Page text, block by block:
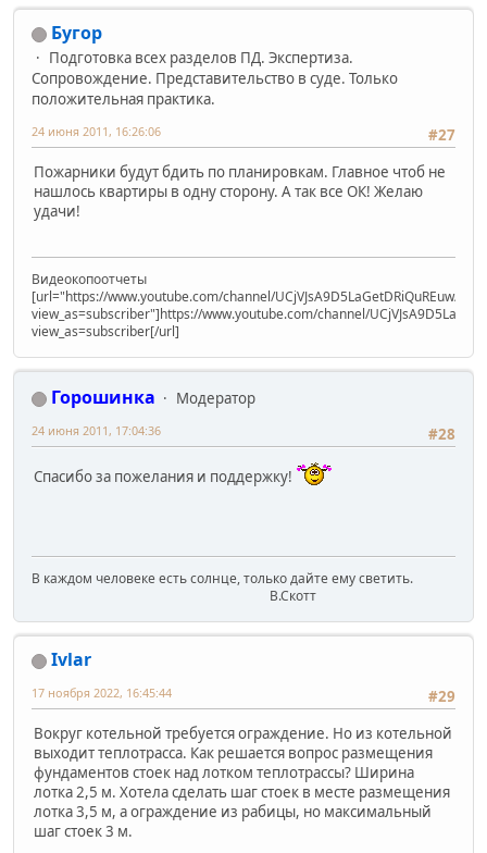
Бугор
Подготовка всех разделов ПД. Экспертиза.
Сопровождение. Представительство в суде. Только
положительная практика.
#27
24 июня 2011, 16:26:06
Пожарники будут бдить по планировкам. Главное чтоб не
нашлось квартиры в одну сторону. А так все ОК! Желаю
удачи!
Видеокопоотчеты
[url="https://www.youtube.com/channel/UCjVJsA9D5LaGetDRiQuREuw/
view_as=subscriber"]https://www.youtube.com/channel/
view_as=subscriber[/url]
Горошинка
Модератор
#28
24 июня 2011, 17:04:36
Спасибо за пожелания и поддержку!
В каждом человеке есть солнце, только дайте ему светить.
В.Скотт
Ivlar
#29
17 ноября 2022, 16:45:44
Вокруг котельной требуется ограждение. Но из котельной
выходит теплотрасса. Как решается вопрос размещения
фундаментов стоек над лотком теплотрассы? Ширина
лотка 2,5 м. Хотела сделать шаг стоек в месте размещения
лотка 3,5 м, а ограждение из рабицы, но максимальный
шаг стоек 3 м.